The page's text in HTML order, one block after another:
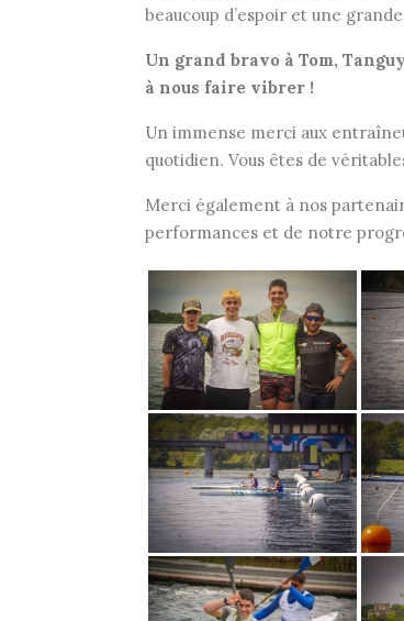
beaucoup d’espoir et une
Un grand bravo à Tom,
à nous faire vibrer !
Un immense merci aux
quotidien. Vous êtes de
Merci également à nos
performances et de notre